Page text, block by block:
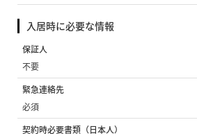
入居時に必要な情報
保証人
不要
緊急連絡先
必須
契約時必要書類（日本人）